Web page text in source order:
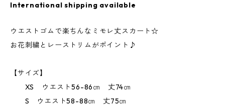
International shipping available
ウエストゴムで楽ちんなミモレ丈スカート☆
お花刺繍とレーストリムがポイント♪
【サイズ】
XS ウエスト56-86㎝ 丈74㎝
S ウエスト58-88㎝ 丈75㎝